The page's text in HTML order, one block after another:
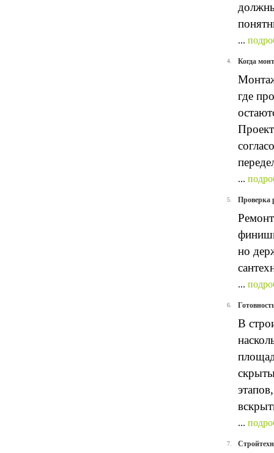
...
4. Когда
где
...
5. Проверка
но
...
6.
В
...
7.